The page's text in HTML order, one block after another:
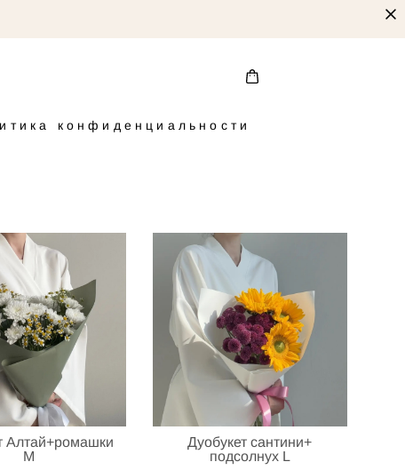
конфиденциальности
Алтай+ромашки
М
Дуобукет сантини+
подсолнух L